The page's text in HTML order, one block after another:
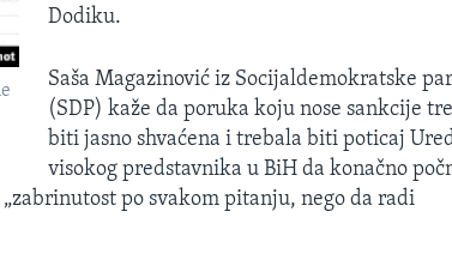
Dodiku.
Saša Magazinović iz Socijaldemokratske
(SDP) kaže da poruka koju nose sankcije
biti jasno shvaćena i trebala biti poticaj
visokog predstavnika u BiH da konačno
po svakom pitanju, nego da radi